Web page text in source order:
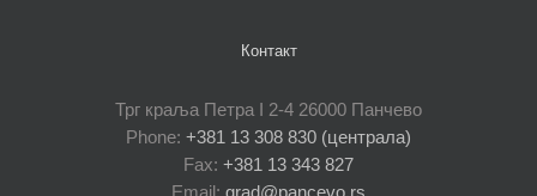
Контакт
Трг краља Петра I 2-4 26000 Панчево
Phone: +381 13 308 830 (централа)
Fax: +381 13 343 827
Email: grad@pancevo.rs